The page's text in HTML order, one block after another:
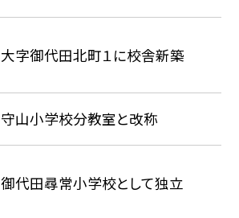
大字御代田北町１に校舎新築
守山小学校分教室と改称
御代田尋常小学校として独立